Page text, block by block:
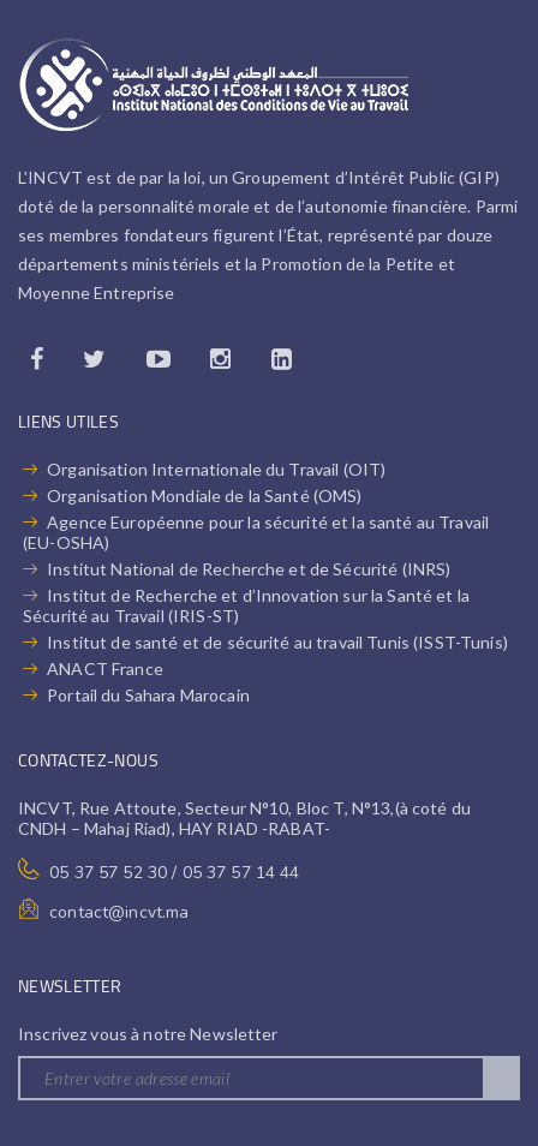
L’INCVT est de par la loi, un Groupement d’Intérêt Public (GIP)
doté de la personnalité morale et de l’autonomie financière. Parmi
ses membres fondateurs figurent l’État, représenté par douze
départements ministériels et la Promotion de la Petite et
Moyenne Entreprise
LIENS UTILES
Organisation Internationale du Travail (OIT)
Organisation Mondiale de la Santé (OMS)
Agence Européenne pour la sécurité et la santé au Travail
(EU-OSHA)
Institut National de Recherche et de Sécurité (INRS)
Institut de Recherche et d’Innovation sur la Santé et la
Sécurité au Travail (IRIS-ST)
Institut de santé et de sécurité au travail Tunis (ISST-Tunis)
ANACT France
Portail du Sahara Marocain
CONTACTEZ-NOUS
INCVT, Rue Attoute, Secteur N°10, Bloc T, N°13,(à coté du
CNDH – Mahaj Riad), HAY RIAD -RABAT-
05 37 57 52 30 / 05 37 57 14 44
contact@incvt.ma
NEWSLETTER
Inscrivez vous à notre Newsletter